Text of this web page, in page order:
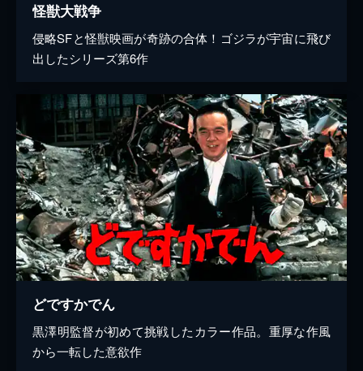
怪獣大戦争
侵略SFと怪獣映画が奇跡の合体！ゴジラが宇宙に飛び
出したシリーズ第6作
どですかでん
黒澤明監督が初めて挑戦したカラー作品。重厚な作風
から一転した意欲作